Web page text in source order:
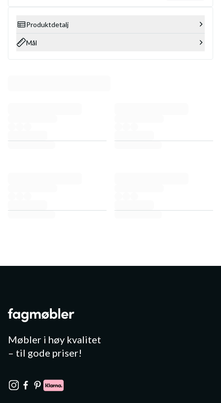
Produktdetalj
Mål
Møbler i høy kvalitet
– til gode priser!